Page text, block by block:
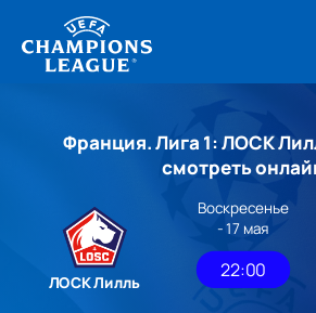
ОБЗОРЫ ЛЧ УЕФА
НОВОСТИ
РАСПИСАНИЕ
Франция. Лига 1: ЛОСК
смотреть
ЛОСК Лилль
Воскресенье
- 17 мая
22:00